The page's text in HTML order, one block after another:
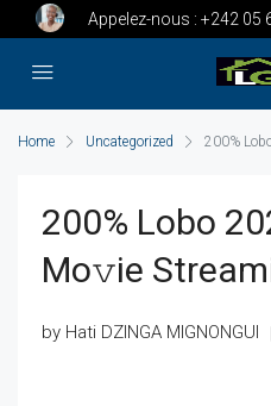
Appelez-nous : +242 05
Home Uncategorized 200%
200% Lobo
Mo𝚟ie
by Hati DZINGA MIGNONGUI